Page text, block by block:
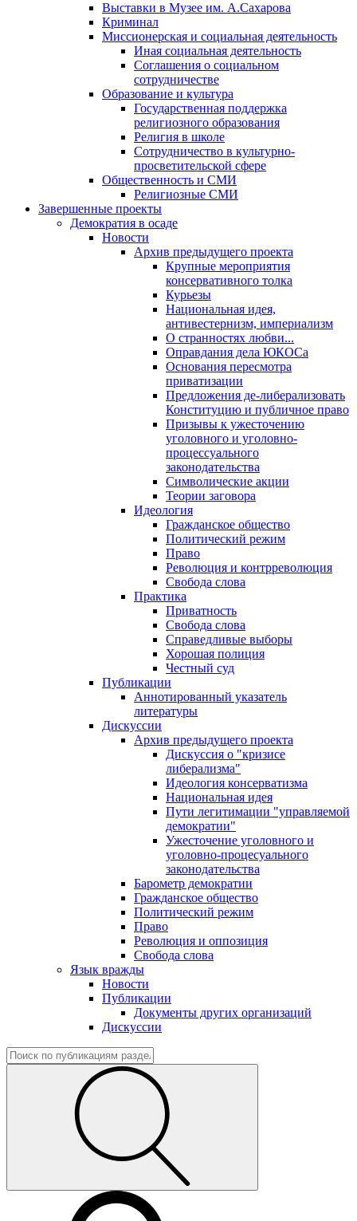
Выставки в Музее им. А.Сахарова
Криминал
Миссионерская и социальная деятельность
Иная социальная деятельность
Соглашения о социальном
сотрудничестве
Образование и культура
Государственная поддержка
религиозного образования
Религия в школе
Сотрудничество в культурно-
просветительской сфере
Общественность и СМИ
Религиозные СМИ
Завершенные проекты
Демократия в осаде
Новости
Архив предыдущего проекта
Крупные мероприятия
консервативного толка
Курьезы
Национальная идея,
антивестернизм, империализм
О странностях любви...
Оправдания дела ЮКОСа
Основания пересмотра
приватизации
Предложения де-либерализовать
Конституцию и публичное право
Призывы к ужесточению
уголовного и уголовно-
процессуального
законодательства
Символические акции
Теории заговора
Идеология
Гражданское общество
Политический режим
Право
Революция и контрреволюция
Свобода слова
Практика
Приватность
Свобода слова
Справедливые выборы
Хорошая полиция
Честный суд
Публикации
Аннотированный указатель
литературы
Дискуссии
Архив предыдущего проекта
Дискуссия о "кризисе
либерализма"
Идеология консерватизма
Национальная идея
Пути легитимации "управляемой
демократии"
Ужесточение уголовного и
уголовно-процесуального
законодательства
Барометр демократии
Гражданское общество
Политический режим
Право
Революция и оппозиция
Свобода слова
Язык вражды
Новости
Публикации
Документы других организаций
Дискуссии